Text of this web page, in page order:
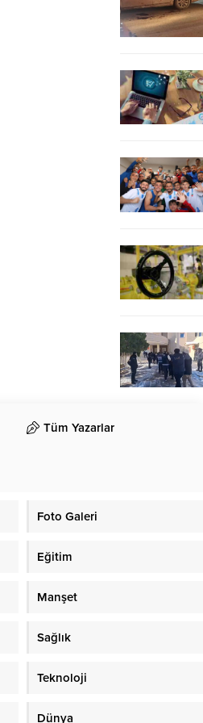
Tüm Yazarlar
Foto Galeri
Eğitim
Manşet
Sağlık
Teknoloji
Dünya